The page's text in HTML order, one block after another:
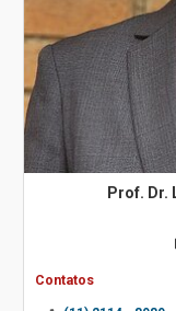
Prof. Dr.
Contatos